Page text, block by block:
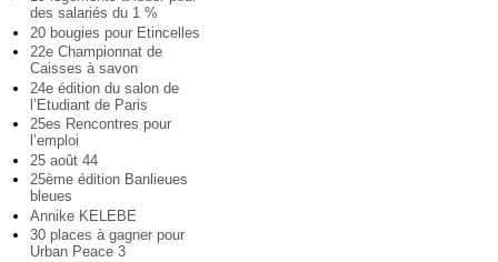
des salariés du 1 %
20 bougies pour Etincelles
22e Championnat de
Caisses à savon
24e édition du salon de
l’Etudiant de Paris
25es Rencontres pour
l’emploi
25 août 44
25ème édition Banlieues
bleues
Annike KELEBE
30 places à gagner pour
Urban Peace 3